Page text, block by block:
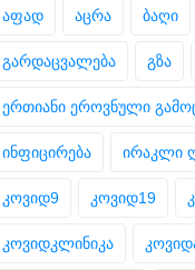
აფად აცრა ბაღი
გარდაცვალება გზა
ერთიანი ეროვნული
ინფიცირება ირაკლი
კოვიდ9 კოვიდ19
კოვიდკლინიკა